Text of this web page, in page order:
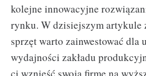
kolejne innowacyjne
rynku. W dzisiejszym artykule
sprzęt warto zainwestować dla
wydajności zakładu
ci wznieść swoją firmę na